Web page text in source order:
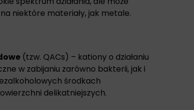
niektóre materiały, jak metale.
(tzw. QACs) – kationy o działaniu
w zabijaniu zarówno bakterii, jak i
środkach
delikatniejszych.